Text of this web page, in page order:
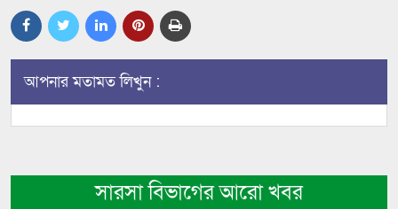
আপনার মতামত লিখুন :
সারসা বিভাগের আরো খবর